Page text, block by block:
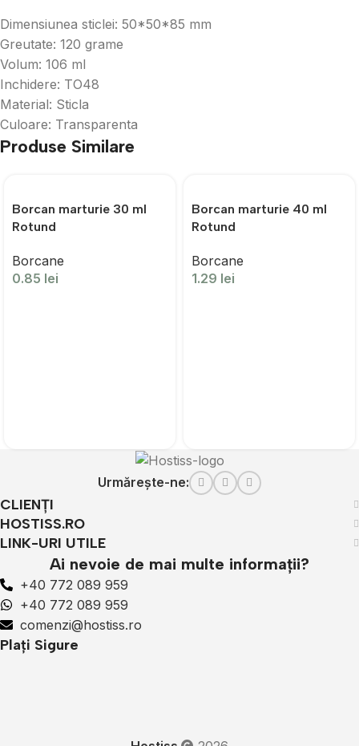
Dimensiunea sticlei: 50*50*85 mm
Greutate: 120 grame
Volum: 106 ml
Inchidere: TO48
Material: Sticla
Culoare: Transparenta
Produse Similare
Borcan marturie 30 ml
Rotund
Borcane
0.85 lei
Borcan marturie 40 ml
Rotund
Borcane
1.29 lei
Urmărește-ne:
CLIENȚI
HOSTISS.RO
LINK-URI UTILE
Ai nevoie de mai multe informații?
+40 772 089 959
+40 772 089 959
comenzi@hostiss.ro
Plați Sigure